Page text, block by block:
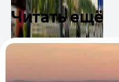
Читать ещё